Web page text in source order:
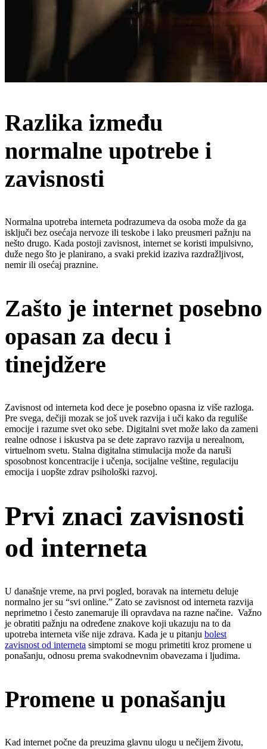
Razlika između
normalne upotrebe i
zavisnosti
Normalna upotreba interneta podrazumeva da osoba može da ga
isključi bez osećaja nervoze ili teskobe i lako preusmeri pažnju na
nešto drugo. Kada postoji zavisnost, internet se koristi impulsivno,
duže nego što je planirano, a svaki prekid izaziva razdražljivost,
nemir ili osećaj praznine.
Zašto je internet posebno
opasan za decu i
tinejdžere
Zavisnost od interneta kod dece je posebno opasna iz više razloga.
Pre svega, dečiji mozak se još uvek razvija i uči kako da reguliše
emocije i razume svet oko sebe. Digitalni svet može lako da zameni
realne odnose i iskustva pa se dete zapravo razvija u nerealnom,
virtuelnom svetu. Stalna digitalna stimulacija može da naruši
sposobnost koncentracije i učenja, socijalne veštine, regulaciju
emocija i uopšte zdrav psihološki razvoj.
Prvi znaci zavisnosti
od interneta
U današnje vreme, na prvi pogled, boravak na internetu deluje
normalno jer su “svi online.” Zato se zavisnost od interneta razvija
neprimetno i često zanemaruje ili opravdava na razne načine. Važno
je obratiti pažnju na određene znakove koji ukazuju na to da
upotreba interneta više nije zdrava. Kada je u pitanju bolest
zavisnost od interneta simptomi se mogu primetiti kroz promene u
ponašanju, odnosu prema svakodnevnim obavezama i ljudima.
Promene u ponašanju
Kad internet počne da preuzima glavnu ulogu u nečijem životu,